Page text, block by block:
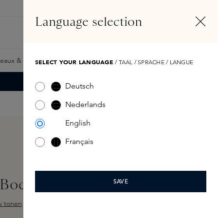
& Giftcards Samples Skins Exclusives Skins
Lotion 237ml
tonen
Language selection
SELECT YOUR LANGUAGE / TAAL / SPRACHE / LANGUE
Deutsch
Nederlands
English
Français
SAVE